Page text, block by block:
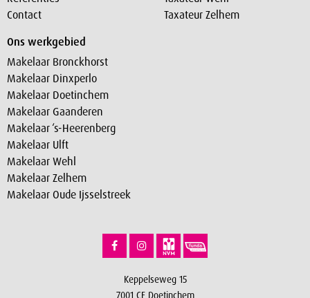
Contact
Taxateur Zelhem
Ons werkgebied
Makelaar Bronckhorst
Makelaar Dinxperlo
Makelaar Doetinchem
Makelaar Gaanderen
Makelaar ‘s-Heerenberg
Makelaar Ulft
Makelaar Wehl
Makelaar Zelhem
Makelaar Oude Ijsselstreek
Keppelseweg 15
7001 CE Doetinchem